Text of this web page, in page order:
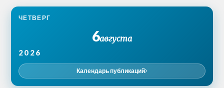
ЧЕТВЕРГ
6августа
2026
Календарь публикаций